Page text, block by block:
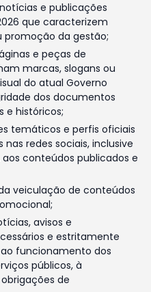
e publicações
que caracterizem
promoção da gestão;
e peças de
marcas, slogans ou
do atual Governo
dos documentos
e históricos;
temáticos e perfis oficiais
redes sociais, inclusive
conteúdos publicados e
veiculação de conteúdos
avisos e
e estritamente
funcionamento dos
públicos, à
de